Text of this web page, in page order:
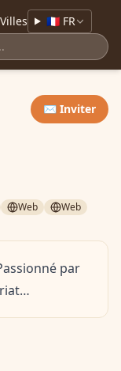
Villes 🇫🇷 FR
✉️ Inviter
Web Web
par